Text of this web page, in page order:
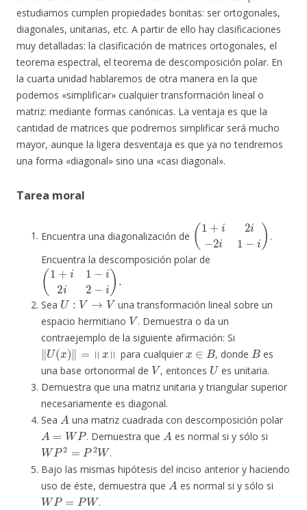
estudiamos cumplen propiedades bonitas: ser ortogonales,
diagonales, unitarias, etc. A partir de ello hay clasificaciones
muy detalladas: la clasificación de matrices ortogonales, el
teorema espectral, el teorema de descomposición polar. En
la cuarta unidad hablaremos de otra manera en la que
podemos «simplificar» cualquier transformación lineal o
matriz: mediante formas canónicas. La ventaja es que la
cantidad de matrices que podremos simplificar será mucho
mayor, aunque la ligera desventaja es que ya no tendremos
una forma «diagonal» sino una «casi diagonal».
Tarea moral
Encuentra una diagonalización de
(1+ i2 i− 1−
.
Encuentra la descomposición polar de
(1+ i1 − i2− i).
Sea
U →V
una transformación lineal sobre un
espacio hermitiano
V
. Demuestra o da un
contraejemplo de la siguiente afirmación: Si
‖U(x)‖=‖x‖
para cualquier
x∈B
, donde
B
es
una base ortonormal de
V
, entonces
U
es unitaria.
Demuestra que una matriz unitaria y triangular superior
necesariamente es diagonal.
Sea
A
una matriz cuadrada con descomposición polar
A=WP
. Demuestra que
A
es normal si y sólo si
WP2= P2W
.
Bajo las mismas hipótesis del inciso anterior y haciendo
uso de éste, demuestra que
A
es normal si y sólo si
WP=P W
.